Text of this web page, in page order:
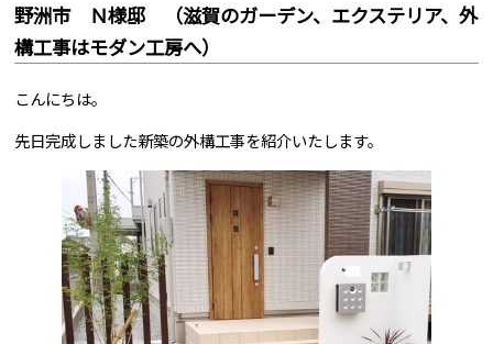
合せはこちら
野洲市 Ｎ様邸 （滋賀のガーデン、エクステリア、外
構工事はモダン工房へ）
こんにちは。
先日完成しました新築の外構工事を紹介いたします。